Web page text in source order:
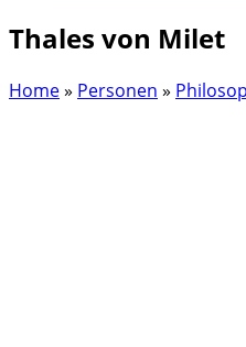
Thales von Milet
Home» Personen »